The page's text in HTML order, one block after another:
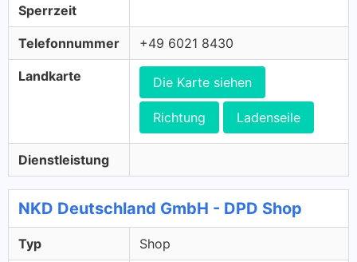
Sperrzeit
Telefonnummer +49 6021 8430
Landkarte Die Karte siehen
Richtung Ladenseile
Dienstleistung
NKD Deutschland GmbH - DPD Shop
Typ Shop